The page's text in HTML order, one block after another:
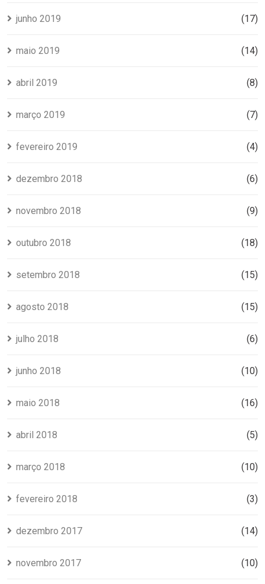
junho 2019 (17)
maio 2019 (14)
abril 2019 (8)
março 2019 (7)
fevereiro 2019 (4)
dezembro 2018 (6)
novembro 2018 (9)
outubro 2018 (18)
setembro 2018 (15)
agosto 2018 (15)
julho 2018 (6)
junho 2018 (10)
maio 2018 (16)
abril 2018 (5)
março 2018 (10)
fevereiro 2018 (3)
dezembro 2017 (14)
novembro 2017 (10)